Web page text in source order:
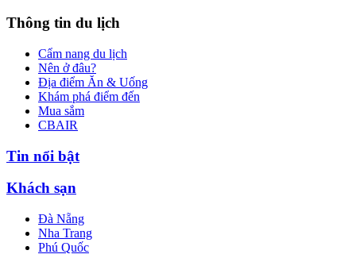
Thông tin du lịch
Cẩm nang du lịch
Nên ở đâu?
Địa điểm Ăn & Uống
Khám phá điểm đến
Mua sắm
CBAIR
Tin nổi bật
Khách sạn
Đà Nẵng
Nha Trang
Phú Quốc